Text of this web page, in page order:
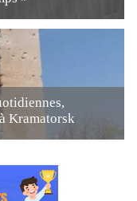
Kramatorsk